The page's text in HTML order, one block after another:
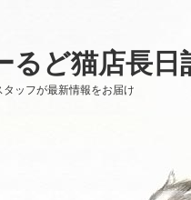
るど猫店長日
ッフが最新情報をお届け